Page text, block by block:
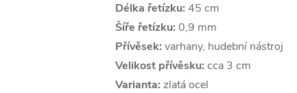
Délka řetízku: 45 cm
Šíře řetízku: 0,9 mm
Přívěsek: varhany, hudební nástroj
Velikost přívěsku: cca 3 cm
Varianta: zlatá ocel